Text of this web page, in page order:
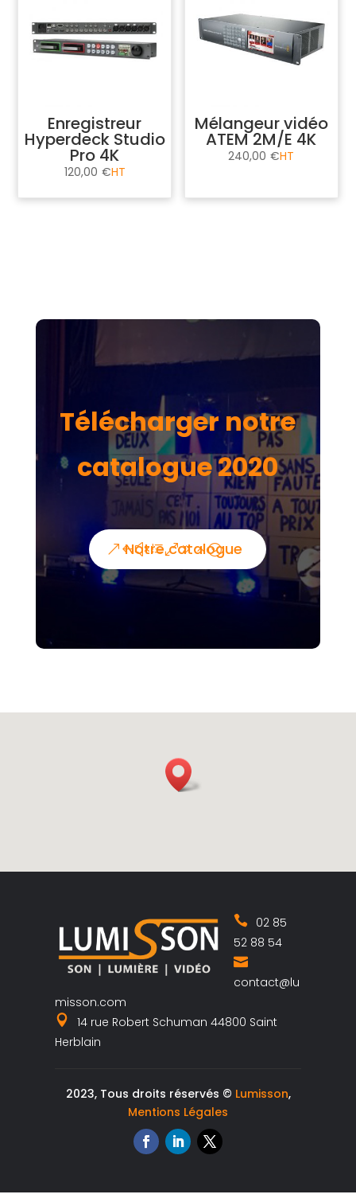
Enregistreur
Hyperdeck Studio
Pro 4K
120,00 €
Mélangeur vidéo
ATEM 2M/E 4K
240,00 €
Télécharger notre
catalogue 2020
Notre catalogue
02 85
52 88 54
contact@lu
misson.com
14 rue Robert Schuman 44800 Saint
Herblain
2023, Tous droits réservés © Lumisson,
Mentions Légales